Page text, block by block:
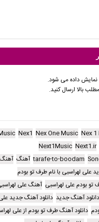
نمایش داده می شود.
بالا ارسال کنید.
Nex
Nex One Music
Nex1
Next1.ir
Next1Music
tarafe-to-boodam آهنگ
علی لهراسبی با نام طرف تو بودم
بودم علی لهراسبی آهنگ علی
دانلود آهنگ جدید دانلود آهنگ جدید
دانلود آهنگ طرف تو بودم از علی